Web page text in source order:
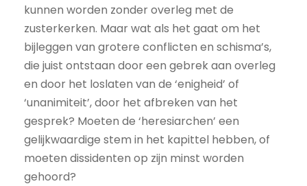
kunnen worden zonder overleg met de
zusterkerken. Maar wat als het gaat om het
bijleggen van grotere conflicten en schisma’s,
die juist ontstaan door een gebrek aan overleg
en door het loslaten van de ‘enigheid’ of
‘unanimiteit’, door het afbreken van het
gesprek? Moeten de ‘heresiarchen’ een
gelijkwaardige stem in het kapittel hebben, of
moeten dissidenten op zijn minst worden
gehoord?